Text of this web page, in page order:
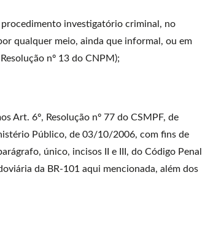
investigatório criminal, no
qualquer meio, ainda que informal, ou em
nº 13 do CNPM);
Art. 6º, Resolução nº 77 do CSMPF, de
Público, de 03/10/2006, com fins de
único, incisos II e III, do Código Penal
da BR-101 aqui mencionada, além dos